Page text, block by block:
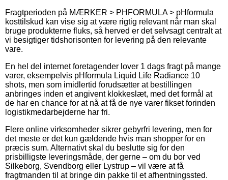
Fragtperioden på MÆRKER > PHFORMULA > pHformula
kosttilskud kan vise sig at være rigtig relevant når man skal
bruge produkterne fluks, så herved er det selvsagt centralt at
vi besigtiger tidshorisonten for levering på den relevante
vare.
En hel del internet foretagender lover 1 dags fragt på mange
varer, eksempelvis pHformula Liquid Life Radiance 10
shots, men som imidlertid forudsætter at bestillingen
anbringes inden et angivent klokkeslæt, med det formål at
de har en chance for at nå at få de nye varer fikset forinden
logistikmedarbejderne har fri.
Flere online virksomheder sikrer gebyrfri levering, men for
det meste er det kun gældende hvis man shopper for en
præcis sum. Alternativt skal du beslutte sig for den
prisbilligste leveringsmåde, der gerne – om du bor ved
Silkeborg, Svendborg eller Lystrup – vil være at få
fragtmanden til at bringe din pakke til et afhentningssted.